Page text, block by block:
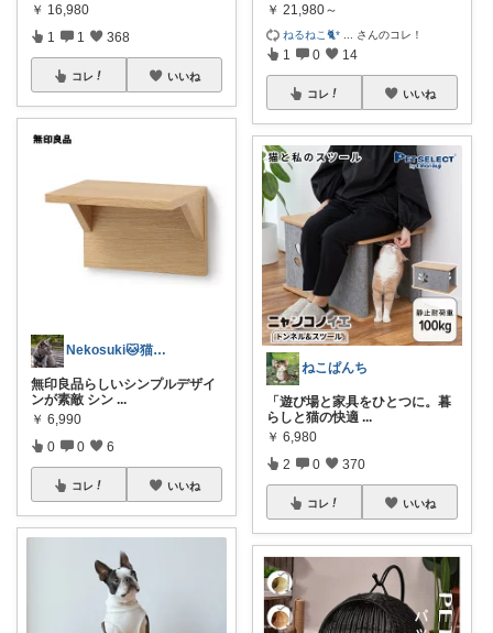
￥ 16,980
1 1 368
コレ いいね
Nekosuki🐱猫好きのへや
無印良品らしいシンプルデザイ
ンが素敵 シン ...
￥ 6,990
0 0 6
コレ いいね
￥ 21,980～
ねるねこ🐈* さんのコレ！
1 0 14
コレ いいね
ねこぱんち
「遊び場と家具をひとつに。暮
らしと猫の快適 ...
￥ 6,980
2 0 370
コレ いいね